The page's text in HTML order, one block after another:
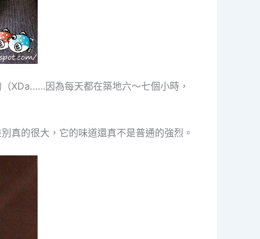
XDa……因為每天都在築地六～七個小時，
真的很大，它的味道還真不是普通的強烈。